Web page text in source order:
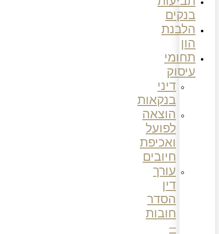
בנקים
הלבנת
הון
תחומי
עיסוק
דיני
בנקאות
הוצאה
לפועל
ואכיפת
חיובים
עורך
דין
הסדר
חובות